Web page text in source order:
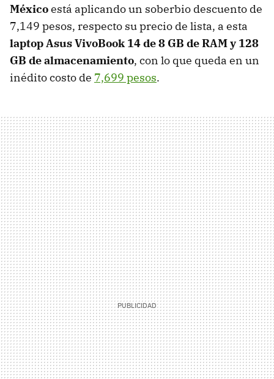
Méxicoestá aplicando un soberbio descuento de
7,149 pesos, respecto su precio de lista, a esta
laptop Asus VivoBook 14 de 8 GB de RAM y 128
GB de almacenamiento, con lo que queda en un
inédito costo de 7,699 pesos.